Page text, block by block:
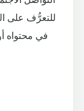
للتعرُّف على
في محتواه